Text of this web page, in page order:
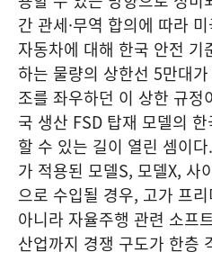
간 관세·무역 합의에 따라
자동차에 대해 한국 안전 기
하는 물량의 상한선 5만대
조를 좌우하던 이 상한 규정
국 생산 FSD 탑재 모델의
할 수 있는 길이 열린 셈이
가 적용된 모델S, 모델X, 사
으로 수입될 경우, 고가 프
아니라 자율주행 관련 소프
산업까지 경쟁 구도가 한층